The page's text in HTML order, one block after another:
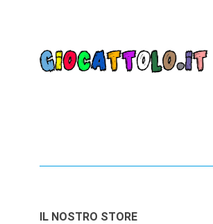
IL NOSTRO STORE